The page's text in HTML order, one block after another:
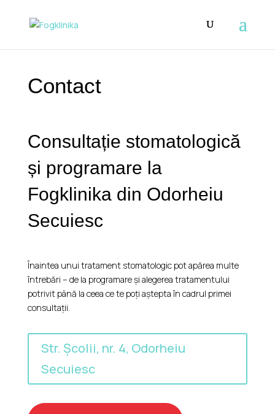
Contact
Consultație stomatologică
și programare la
Fogklinika din Odorheiu
Secuiesc
Înaintea unui tratament stomatologic pot apărea multe
întrebări – de la programare și alegerea tratamentului
potrivit până la ceea ce te poți aștepta în cadrul primei
consultații.
Str. Școlii, nr. 4, Odorheiu
Secuiesc